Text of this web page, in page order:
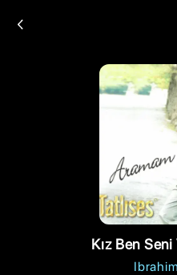
Kız Ben Seni